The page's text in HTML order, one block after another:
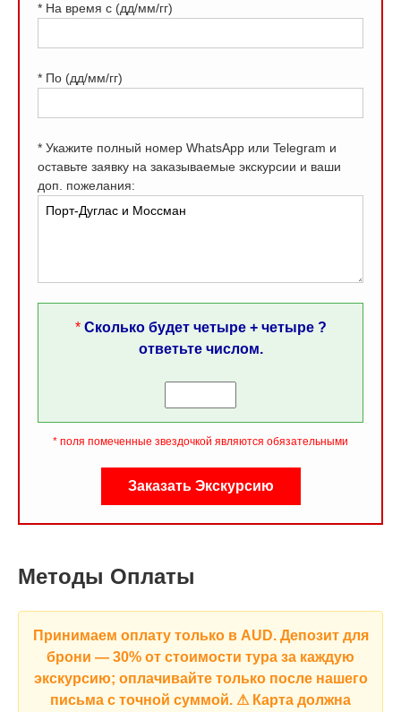
* На время с (дд/мм/гг)
* По (дд/мм/гг)
* Укажите полный номер WhatsApp или Telegram и
оставьте заявку на заказываемые экскурсии и ваши
доп. пожелания:
* Сколько будет четыре + четыре ?
ответьте числом.
* поля помеченные звездочкой являются обязательными
Методы Оплаты
Принимаем оплату только в AUD. Депозит для
брони — 30% от стоимости тура за каждую
экскурсию; оплачивайте только после нашего
письма с точной суммой. ⚠ Карта должна